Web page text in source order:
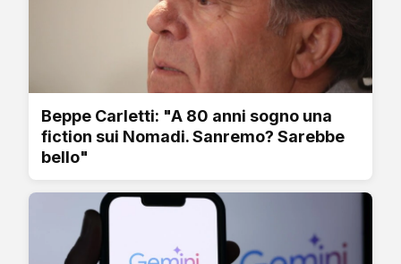
Beppe Carletti: "A 80 anni sogno una
fiction sui Nomadi. Sanremo? Sarebbe
bello"